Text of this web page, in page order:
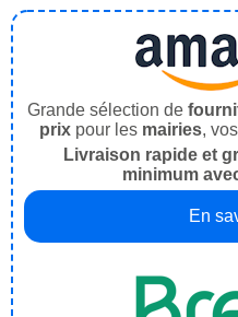
Grande sélection de
prix pour les mairies,
Livraison rapide et
minimum
En